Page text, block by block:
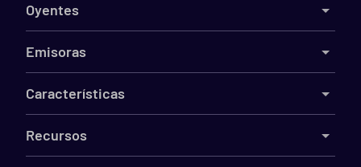
Oyentes
Emisoras
Características
Recursos